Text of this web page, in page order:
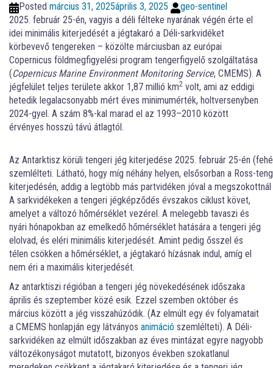
Posted március 31, 2025április 3, 2025
geo-sentinel
2025. február 25-én, vagyis a déli félteke nyarának végén érte el
idei minimális kiterjedését a jégtakaró a Déli-sarkvidéket
körbevevő tengereken – közölte márciusban az európai
Copernicus földmegfigyelési program tengerfigyelő szolgáltatása
(Copernicus Marine Environment Monitoring Service, CMEMS). A
jégfelület teljes területe akkor 1,87 millió km2 volt, ami az eddigi
hetedik legalacsonyabb mért éves minimumérték, holtversenyben
2024-gyel. A szám 8%-kal marad el az 1993–2010 között
érvényes hosszú távú átlagtól.
Az Antarktisz körüli tengeri jég kiterjedése 2025. február 25-én
szemlélteti. Látható, hogy míg néhány helyen, elsősorban a Ross-
kiterjedésén, addig a legtöbb más partvidéken jóval a
A sarkvidékeken a tengeri jégképződés évszakos ciklust követ,
amelyet a változó hőmérséklet vezérel. A melegebb tavaszi és
nyári hónapokban az emelkedő hőmérséklet hatására a tengeri jég
elolvad, és eléri minimális kiterjedését. Amint pedig ősszel és
télen csökken a hőmérséklet, a jégtakaró hízásnak indul, amíg el
nem éri a maximális kiterjedését.
Az antarktiszi régióban a tengeri jég növekedésének időszaka
április és szeptember közé esik. Ezzel szemben október és
március között a jég visszahúzódik. (Az elmúlt egy év folyamatait
a CMEMS honlapján egy látványos animáció szemlélteti). A Déli-
sarkvidéken az elmúlt időszakban az éves mintázat egyre nagyobb
változékonyságot mutatott, bizonyos években szokatlanul